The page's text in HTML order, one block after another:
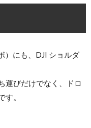
）にも、DJI ショルダ
運びだけでなく、ドロ
す。